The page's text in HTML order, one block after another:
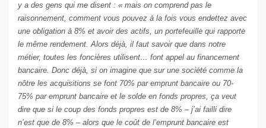
y a des gens qui me disent : « mais on comprend pas le
raisonnement, comment vous pouvez à la fois vous endettez avec
une obligation à 8% et avoir des actifs, un portefeuille qui rapporte
le même rendement. Alors déjà, il faut savoir que dans notre
métier, toutes les foncières utilisent… font appel au financement
bancaire. Donc déjà, si on imagine que sur une société comme la
nôtre les acquisitions se font 70% par emprunt bancaire ou 70-
75% par emprunt bancaire et le solde en fonds propres, ça veut
dire que si le coup des fonds propres est de 8% – j’ai failli dire
n’est que de 8% – alors que le coût de l’emprunt bancaire est